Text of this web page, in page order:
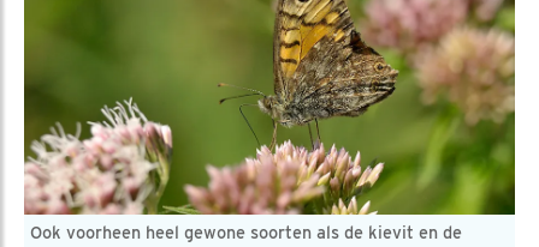
Ook voorheen heel gewone soorten als de kievit en de